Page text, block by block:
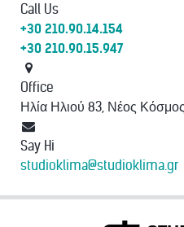
Call Us
+30 210.90.14.154
+30 210.90.15.947
Office
Ηλία Ηλιού 83, Νέος
Say Hi
studioklima@studioklima.gr